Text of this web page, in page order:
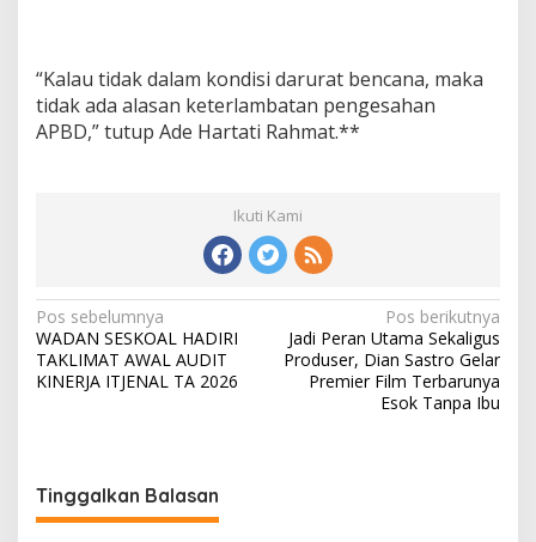
“Kalau tidak dalam kondisi darurat bencana, maka
tidak ada alasan keterlambatan pengesahan
APBD,” tutup Ade Hartati Rahmat.**
Ikuti Kami
N
a
v
a
s
Pos sebelumnya
WADAN SESKOAL HADIRI
TAKLIMAT AWAL AUDIT
KINERJA ITJENAL TA 2026
Pos berikutnya
Jadi Peran Utama Sekaligus
Produser, Dian Sastro Gelar
Premier Film Terbarunya
Esok Tanpa Ibu
Tinggalkan Balasan